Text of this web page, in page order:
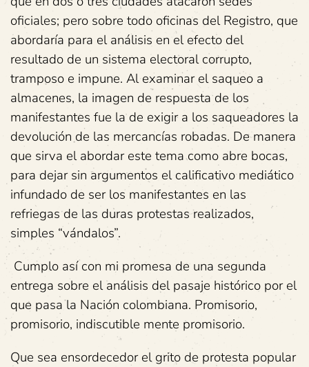
oficiales; pero sobre todo oficinas del Registro, que
abordaría para el análisis en el efecto del
resultado de un sistema electoral corrupto,
tramposo e impune. Al examinar el saqueo a
almacenes, la imagen de respuesta de los
manifestantes fue la de exigir a los saqueadores la
devolución de las mercancías robadas. De manera
que sirva el abordar este tema como abre bocas,
para dejar sin argumentos el calificativo mediático
infundado de ser los manifestantes en las
refriegas de las duras protestas realizados,
simples “vándalos”.
Cumplo así con mi promesa de una segunda
entrega sobre el análisis del pasaje histórico por el
que pasa la Nación colombiana. Promisorio,
promisorio, indiscutible mente promisorio.
Que sea ensordecedor el grito de protesta popular